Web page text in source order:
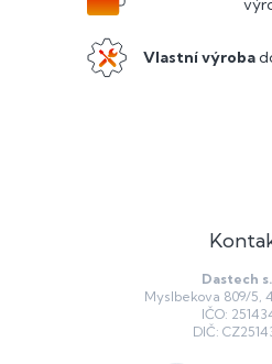
Vlastní výroba
Dastech
Myslbekova 809/5,
IČO:
DIČ: